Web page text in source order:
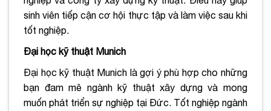
sinh viên tiếp cận cơ hội thực tập và làm việc sau khi
tốt nghiệp.
Đại học kỹ thuật Munich
Đại học kỹ thuật Munich là gợi ý phù hợp cho những
bạn đam mê ngành kỹ thuật xây dựng và mong
muốn phát triển sự nghiệp tại Đức. Tốt nghiệp ngành